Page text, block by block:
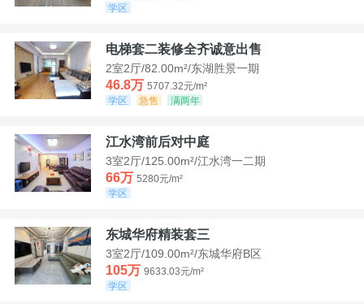
学区
电梯套二装修全齐诚意出售
2室2厅/82.00m²/东湖胜景一期
46.8万 5707.32元/m²
学区
急售 满两年
江水湾前后对中庭
3室2厅/125.00m²/江水湾一二期
66万 5280元/m²
学区
东城华府精装套三
3室2厅/109.00m²/东城华府B区
105万 9633.03元/m²
学区